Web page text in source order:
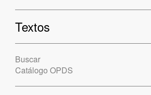
Textos
Buscar
Catálogo OPDS